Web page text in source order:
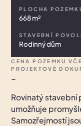
PLOCHA
668 m²
STAVEBNÍ
Rodinný dům
CENA POZEMKU
PROJEKTOVÉ
-
Rovinatý stavební
umožňuje
Samozřejmostí